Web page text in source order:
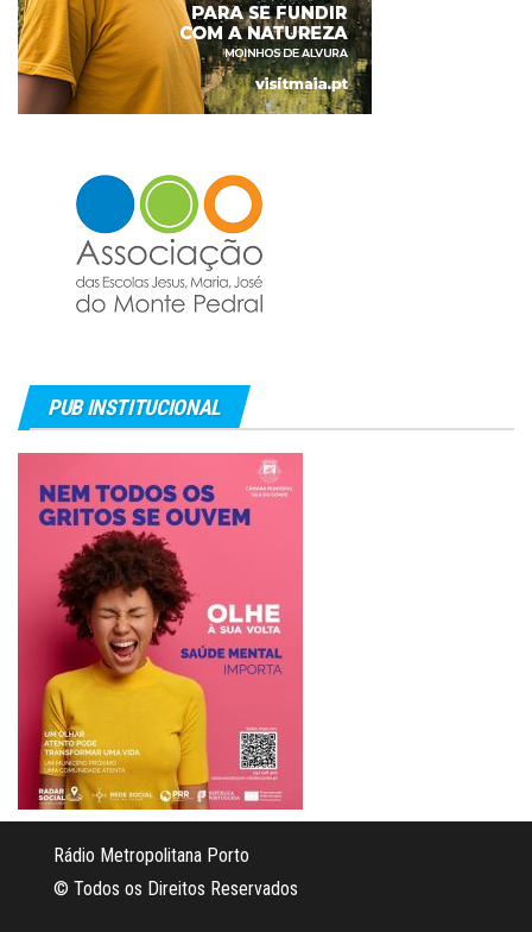
PUB INSTITUCIONAL
Rádio Metropolitana Porto
© Todos os Direitos Reservados